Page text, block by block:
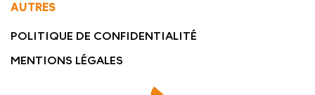
AUTRES
POLITIQUE DE CONFIDENTIALITÉ
MENTIONS LÉGALES